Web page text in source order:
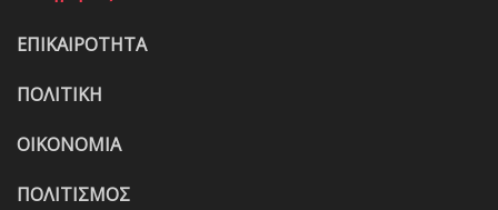
ΕΠΙΚΑΙΡΟΤΗΤΑ
ΠΟΛΙΤΙΚΗ
ΟΙΚΟΝΟΜΙΑ
ΠΟΛΙΤΙΣΜΟΣ